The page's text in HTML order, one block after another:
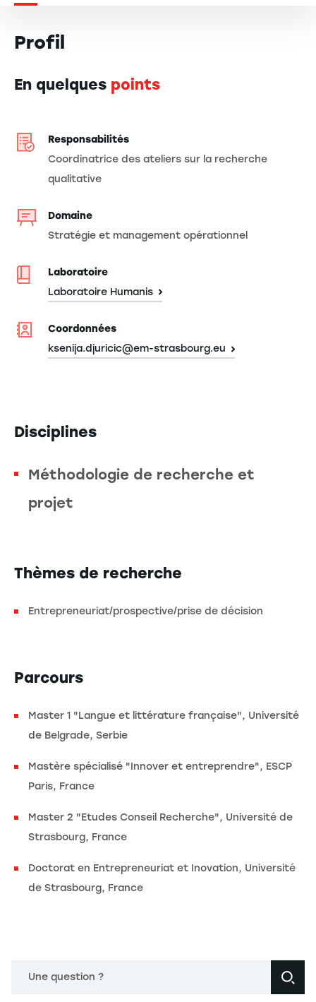
Profil
En quelques points
Responsabilités
Coordinatrice des ateliers sur la recherche
qualitative
Domaine
Stratégie et management opérationnel
Laboratoire
Laboratoire Humanis
Coordonnées
ksenija.djuricic@em-strasbourg.eu
Disciplines
Méthodologie de recherche et
projet
Thèmes de recherche
Entrepreneuriat/prospective/prise de décision
Parcours
Master 1 "Langue et littérature française", Université
de Belgrade, Serbie
Mastère spécialisé "Innover et entreprendre", ESCP
Paris, France
Master 2 "Etudes Conseil Recherche", Université de
Strasbourg, France
Doctorat en Entrepreneuriat et Inovation, Université
de Strasbourg, France
Une question ?